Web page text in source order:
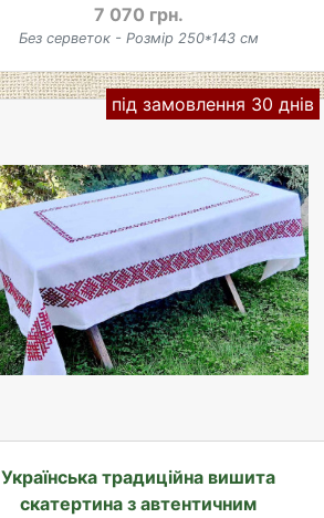
7 070 грн.
Без серветок - Розмір 250*143 см
під замовлення 30 днів
Українська традиційна вишита
скатертина з автентичним